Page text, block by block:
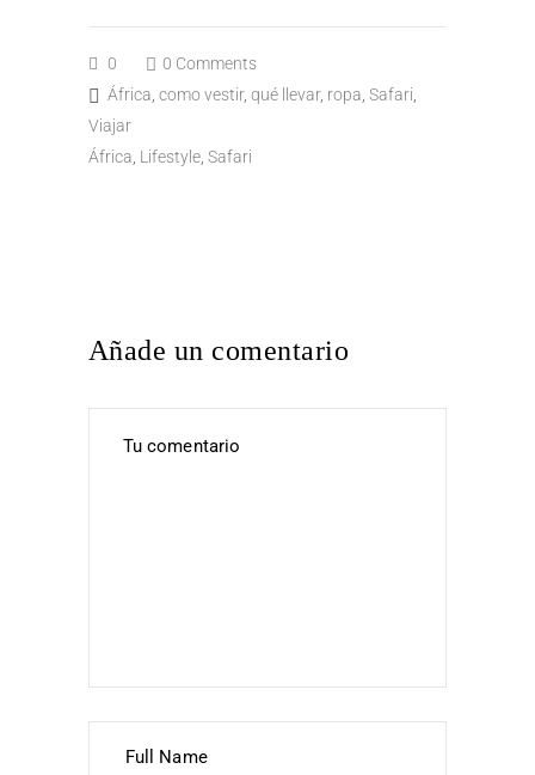
0
0 Comments
África, como vestir, qué llevar, ropa, Safari,
Viajar
África, Lifestyle, Safari
Añade un comentario